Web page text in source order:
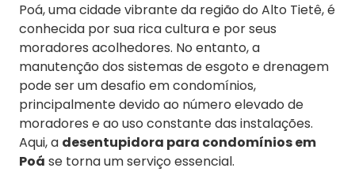
Poá, uma cidade vibrante da região do Alto Tietê, é
conhecida por sua rica cultura e por seus
moradores acolhedores. No entanto, a
manutenção dos sistemas de esgoto e drenagem
pode ser um desafio em condomínios,
principalmente devido ao número elevado de
moradores e ao uso constante das instalações.
Aqui, a desentupidora para condomínios em
Poá se torna um serviço essencial.